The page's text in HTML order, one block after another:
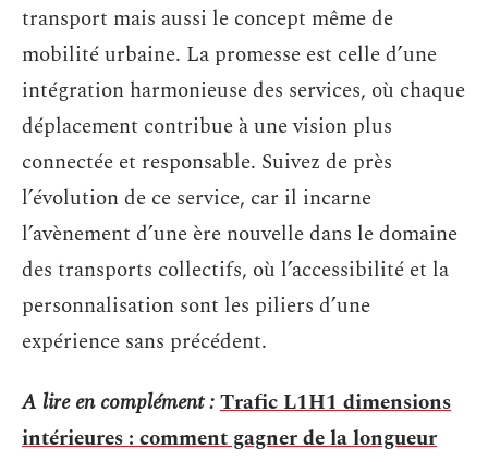
transport mais aussi le concept même de
mobilité urbaine. La promesse est celle d’une
intégration harmonieuse des services, où chaque
déplacement contribue à une vision plus
connectée et responsable. Suivez de près
l’évolution de ce service, car il incarne
l’avènement d’une ère nouvelle dans le domaine
des transports collectifs, où l’accessibilité et la
personnalisation sont les piliers d’une
expérience sans précédent.
A lire en complément :Trafic L1H1 dimensions
intérieures : comment gagner de la longueur